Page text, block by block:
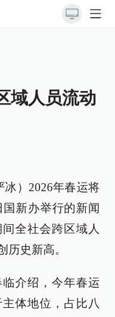
域人员流动
冰）2026年春运将
新办举行的新闻
全社会跨区域人
历史新高。
介绍，今年春运
体地位，占比八